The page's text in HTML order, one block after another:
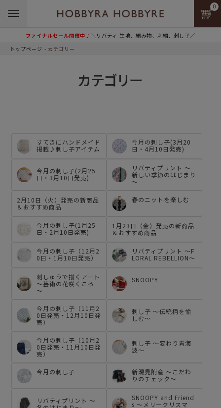
ファイナルセール開催中♪＼リバティ 生地、編み物、刺繍、刺し子／
0
トップページ カテゴリー
カテゴリー
すてきにハンドメイド
掲載♪刺し子アイテム
今月の刺し子(3月20
日・4月10日発売)
今月の刺し子(2月25
日・3月10日発売)
リバティプリント ～
新しい季節のはじまり
～
2月10日（火）発売の新商品
＆おすすめ商品
春のニットを楽しむ
今月の刺し子(1月25
日・2月10日発売)
1月23日（金）発売の新商品
＆おすすめ商品
今月の刺し子（12月2
0日・1月10日発売）
リバティプリント ～F
LORAL REBELLION～
刺しゅうで描くアート
～芸術の花咲くころ
～
SNOOPY
今月の刺し子（11月2
0日発売・12月10日発
売）
刺し子 ～伝統柄を愉
しむ～
今月の刺し子（10月2
0日発売・11月10日発
売）
刺し子 ～変わり青海
波～
今月の刺し子
新潟見附産 ～こだわ
りのチェック～
リバティプリント ～
SNOOPY and Friend
s ～メリークリスマ